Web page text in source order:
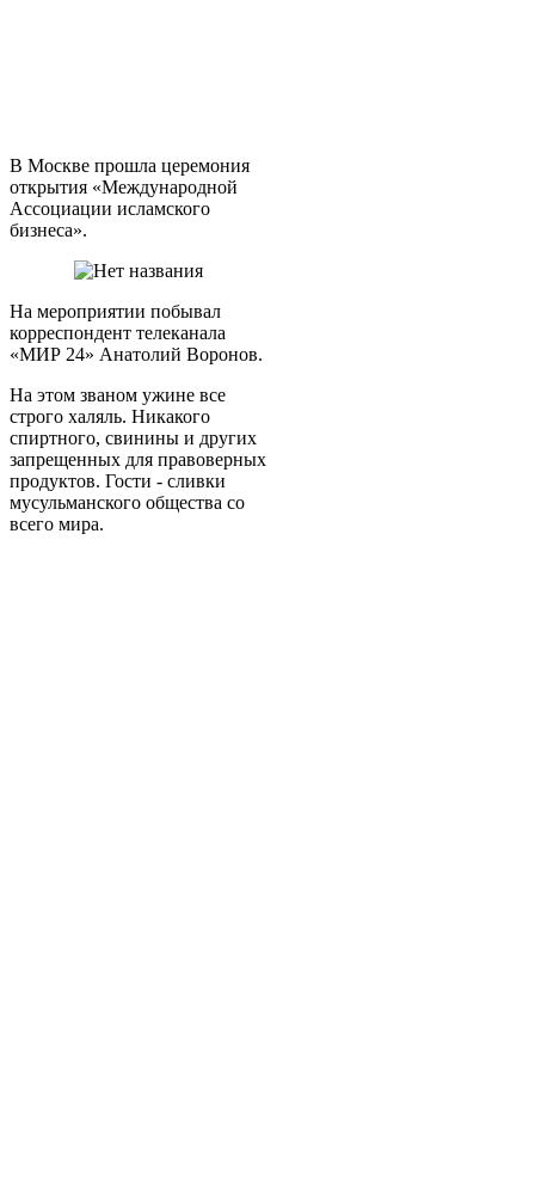
В Москве прошла церемония
открытия «Международной
Ассоциации исламского
бизнеса».
На мероприятии побывал
корреспондент телеканала
«МИР 24» Анатолий Воронов.
На этом званом ужине все
строго халяль. Никакого
спиртного, свинины и других
запрещенных для правоверных
продуктов. Гости - сливки
мусульманского общества со
всего мира.